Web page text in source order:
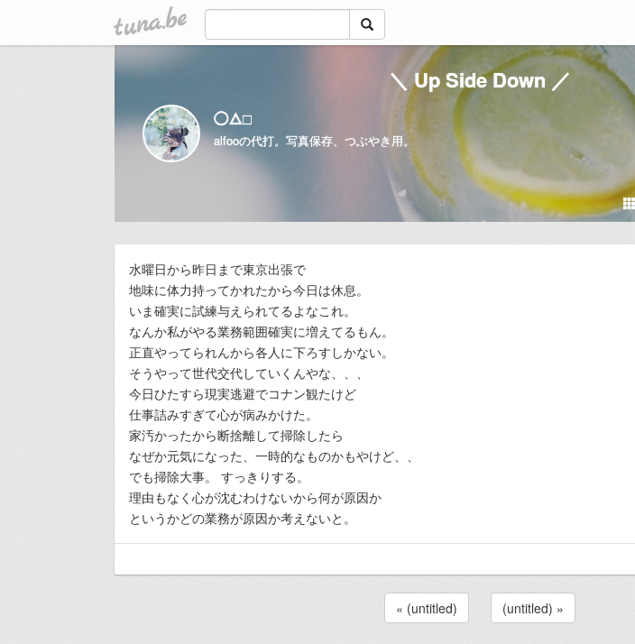
tuna.be
＼ Up Side Down ／
◯△□
alfooの代打。写真保存、つぶやき用。
水曜日から昨日まで東京出張で
地味に体力持ってかれたから今日は休息。
いま確実に試練与えられてるよなこれ。
なんか私がやる業務範囲確実に増えてるもん。
正直やってられんから各人に下ろすしかない。
そうやって世代交代していくんやな、、、
今日ひたすら現実逃避でコナン観たけど
仕事詰みすぎて心が病みかけた。
家汚かったから断捨離して掃除したら
なぜか元気になった、一時的なものかもやけど、、
でも掃除大事。 すっきりする。
理由もなく心が沈むわけないから何が原因か
というかどの業務が原因か考えないと。
« (untitled) (untitled) »